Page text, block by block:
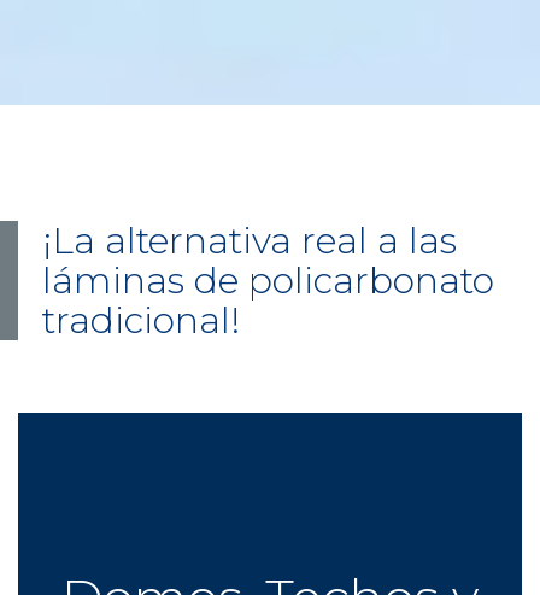
¡La alternativa real a las
láminas de policarbonato